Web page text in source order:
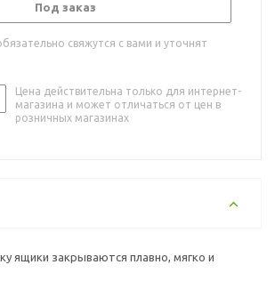
Под заказ
свяжутся с вами и уточнят
Цена действительна только для интернет-
магазина и может отличаться от цен в
розничных магазинах
ящики закрываются плавно, мягко и